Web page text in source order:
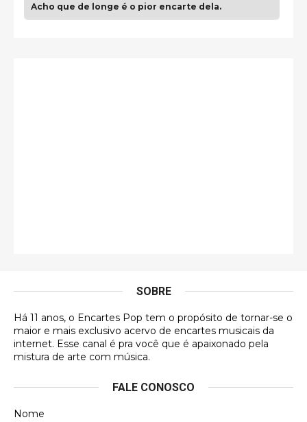
Acho que de longe é o pior encarte dela.
DVD MIDINHO
Francierton
futuras aquisições, e olhando o encarte aqui, me
SOBRE
Há 11 anos, o Encartes Pop tem o propósito de tornar-se o
maior e mais exclusivo acervo de encartes musicais da
internet. Esse canal é pra você que é apaixonado pela
mistura de arte com música.
FALE CONOSCO
Nome